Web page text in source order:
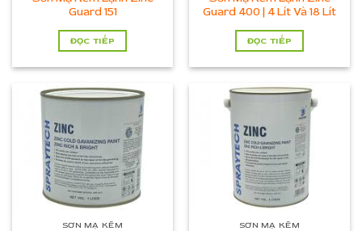
Guard 151
ĐỌC TIẾP
Guard 400 | 4 Lít Và 18 Lít
ĐỌC TIẾP
SƠN MẠ KẼM SƠN MẠ KẼM